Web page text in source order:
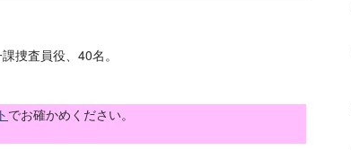
捜査員役、40名。
でお確かめください。